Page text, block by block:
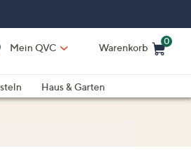
Mein QVC Warenkorb
0
Haus & Garten